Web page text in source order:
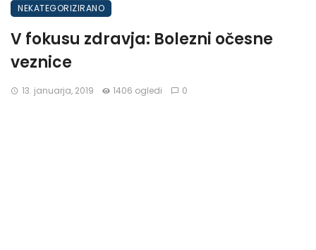
NEKATEGORIZIRANO
V fokusu zdravja: Bolezni očesne
veznice
13. januarja, 2019 1406 ogledi 0